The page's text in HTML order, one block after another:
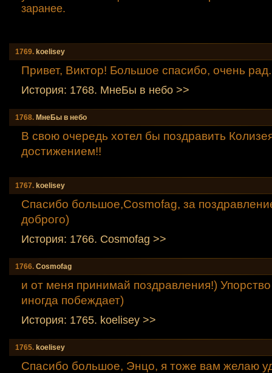
заранее.
1769. koelisey
Привет, Виктор! Большое спасибо, очень рад.
История: 1768. МнеБы в небо >>
1768. МнеБы в небо
В свою очередь хотел бы поздравить
достижением!!
1767. koelisey
Спасибо большое,Cosmofag, за
доброго)
История: 1766. Cosmofag >>
1766. Cosmofag
и от меня принимай поздравления!)
иногда побеждает)
История: 1765. koelisey >>
1765. koelisey
Спасибо большое, Энцо, я тоже вам желаю